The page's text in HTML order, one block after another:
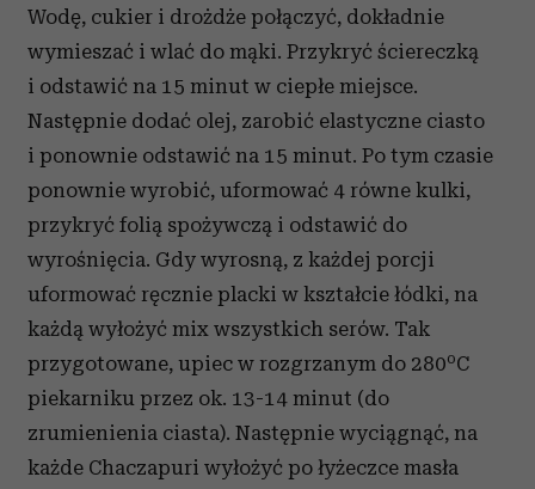
Wodę, cukier i drożdże połączyć, dokładnie
wymieszać i wlać do mąki. Przykryć ściereczką
i odstawić na 15 minut w ciepłe miejsce.
Następnie dodać olej, zarobić elastyczne ciasto
i ponownie odstawić na 15 minut. Po tym czasie
ponownie wyrobić, uformować 4 równe kulki,
przykryć folią spożywczą i odstawić do
wyrośnięcia. Gdy wyrosną, z każdej porcji
uformować ręcznie placki w kształcie łódki, na
każdą wyłożyć mix wszystkich serów. Tak
przygotowane, upiec w rozgrzanym do 280oC
piekarniku przez ok. 13-14 minut (do
zrumienienia ciasta). Następnie wyciągnąć, na
każde Chaczapuri wyłożyć po łyżeczce masła